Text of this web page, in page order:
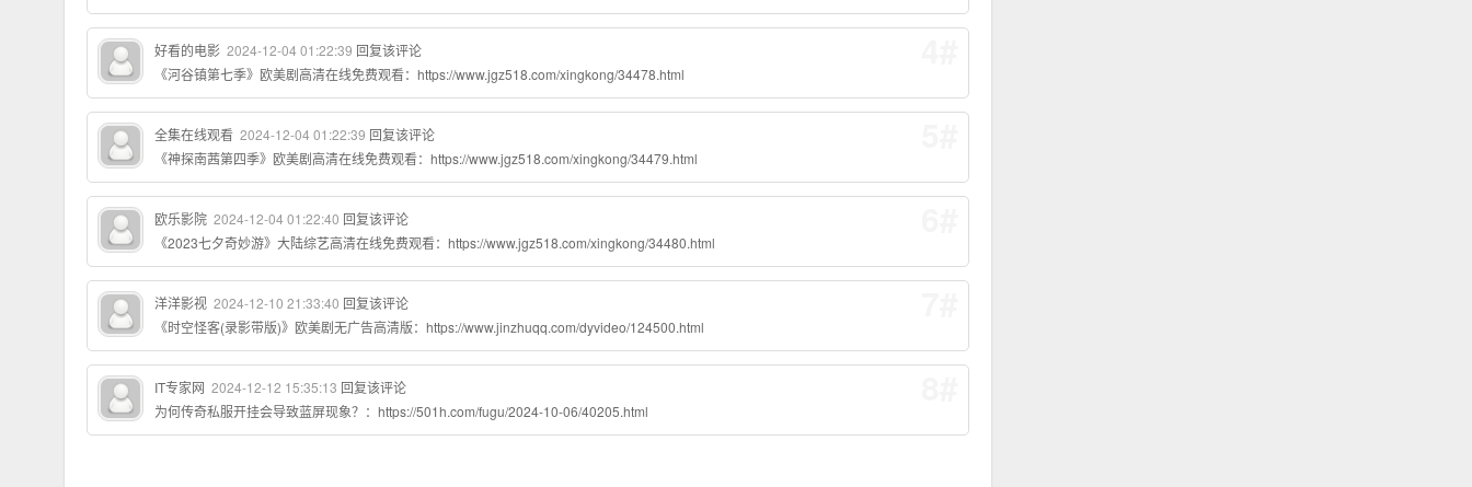
好看的电影 2024-12-04 01:22:39 回复该评论
《河谷镇第七季》欧美剧高清在线免费观看：https://www.jgz518.com/xingkong/34478.html
全集在线观看 2024-12-04 01:22:39 回复该评论
《神探南茜第四季》欧美剧高清在线免费观看：https://www.jgz518.com/xingkong/34479.html
欧乐影院 2024-12-04 01:22:40 回复该评论
《2023七夕奇妙游》大陆综艺高清在线免费观看：https://www.jgz518.com/xingkong/34480.html
洋洋影视 2024-12-10 21:33:40 回复该评论
《时空怪客(录影带版)》欧美剧无广告高清版：https://www.jinzhuqq.com/dyvideo/124500.html
IT专家网 2024-12-12 15:35:13 回复该评论
为何传奇私服开挂会导致蓝屏现象？：https://501h.com/fugu/2024-10-06/40205.html